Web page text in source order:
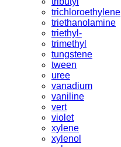
trichloroethylene
triethanolamine
triethyl-
trimethyl
tungstene
tween
uree
vanadium
vaniline
vert
violet
xylene
xylenol